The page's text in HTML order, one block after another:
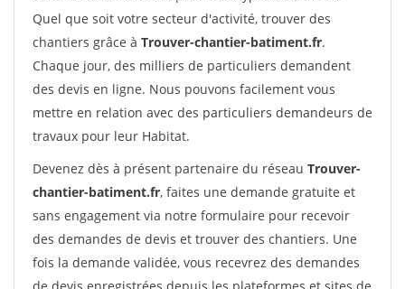
Quel que soit votre secteur d'activité, trouver des
chantiers grâce à Trouver-chantier-batiment.fr.
Chaque jour, des milliers de particuliers demandent
des devis en ligne. Nous pouvons facilement vous
mettre en relation avec des particuliers demandeurs de
travaux pour leur Habitat.
Devenez dès à présent partenaire du réseau Trouver-
chantier-batiment.fr, faites une demande gratuite et
sans engagement via notre formulaire pour recevoir
des demandes de devis et trouver des chantiers. Une
fois la demande validée, vous recevrez des demandes